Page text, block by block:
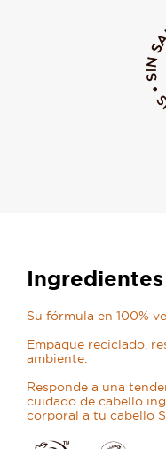
Su fórmula en 100%
Empaque reciclado,
ambiente.
Responde a una
cuidado de cabello
corporal a tu cabello